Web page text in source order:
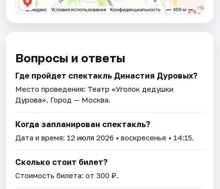
Вопросы и ответы
Где пройдет спектакль Династия Дуровых?
Место проведения: Театр «Уголок дедушки
Дурова». Город — Москва.
Когда запланирован спектакль?
Дата и время: 12 июля 2026 • воскресенье • 14:15.
Сколько стоит билет?
Стоимость билета: от 300 ₽.